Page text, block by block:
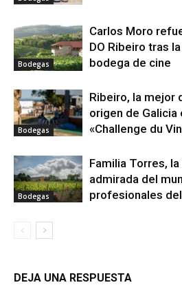
Bodegas
Carlos Moro
DO Ribeiro tras
bodega de cine
Bodegas
Ribeiro, la mejor
origen de Galicia
«Challenge du
Bodegas
Familia Torres,
admirada del
profesionales
DEJA UNA RESPUESTA